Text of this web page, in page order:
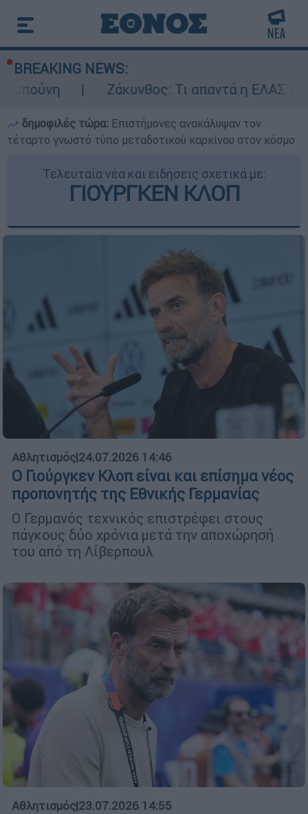
BREAKING NEWS:
Ζάκυνθος: Τι απαντά η ΕΛΑΣ για τους 8
δημοφιλές τώρα: Επιστήμονες ανακάλυψαν τον
τέταρτο γνωστό τύπο μεταδοτικού καρκίνου στον κόσμο
Τελευταία νέα και ειδήσεις σχετικά με:
ΓΙΟΥΡΓΚΕΝ ΚΛΟΠ
Αθλητισμός|24.07.2026 14:46
Ο Γιούργκεν Κλοπ είναι και επίσημα νέος
προπονητής της Εθνικής Γερμανίας
Ο Γερμανός τεχνικός επιστρέφει στους
πάγκους δύο χρόνια μετά την αποχώρησή
του από τη Λίβερπουλ
Αθλητισμός|23.07.2026 14:55